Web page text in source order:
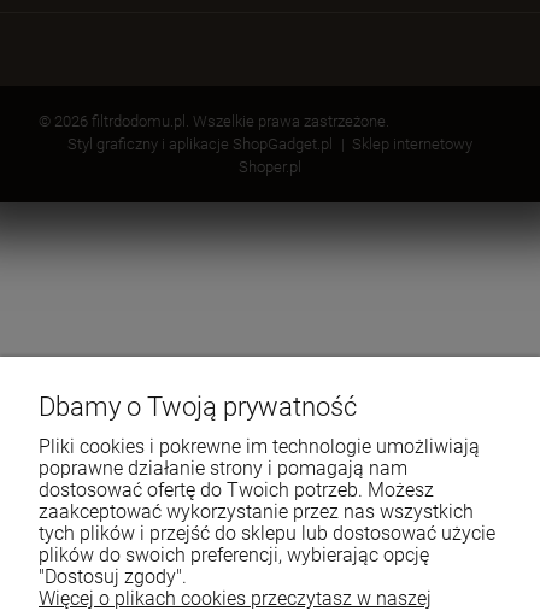
© 2026 filtrdodomu.pl. Wszelkie prawa zastrzeżone.
Styl graficzny i aplikacje ShopGadget.pl
Sklep internetowy
Shoper.pl
Dbamy o Twoją prywatność
Pliki cookies i pokrewne im technologie umożliwiają
poprawne działanie strony i pomagają nam
dostosować ofertę do Twoich potrzeb. Możesz
zaakceptować wykorzystanie przez nas wszystkich
tych plików i przejść do sklepu lub dostosować użycie
plików do swoich preferencji, wybierając opcję
"Dostosuj zgody".
Więcej o plikach cookies przeczytasz w naszej